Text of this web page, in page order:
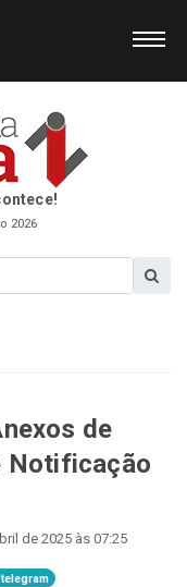
2026
de
Notificação
de 2025 às 07:25